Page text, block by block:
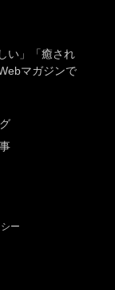
い」「癒され
マガジンで
ー